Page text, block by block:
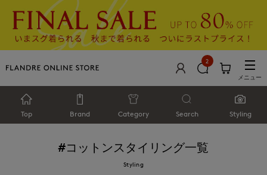
2
メニュー
Top Brand Category Search Styling
#コットン スタイリング一覧
Styling